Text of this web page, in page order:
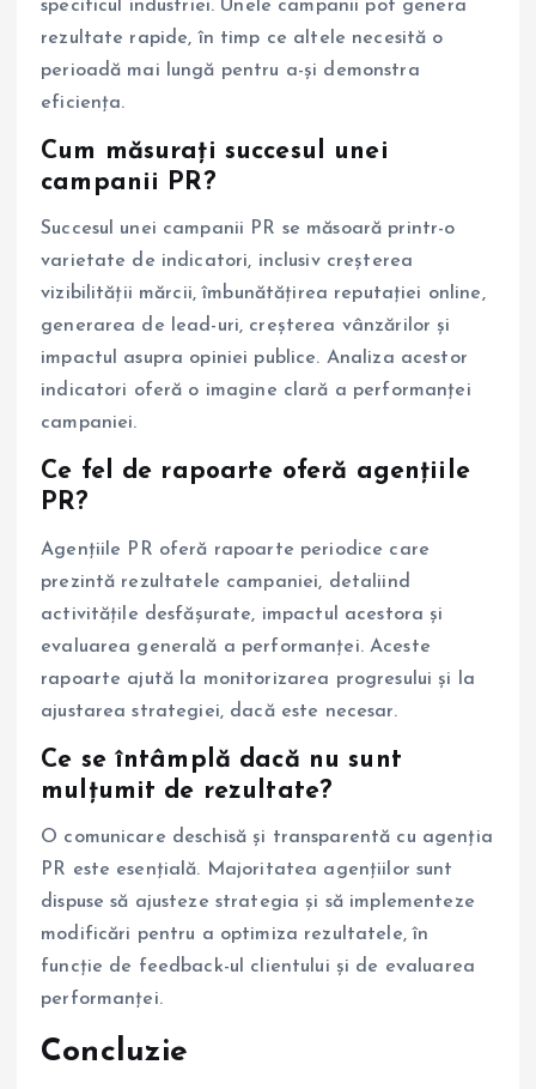
specificul industriei. Unele campanii pot genera
rezultate rapide, în timp ce altele necesită o
perioadă mai lungă pentru a-și demonstra
eficiența.
Cum măsurați succesul unei
campanii PR?
Succesul unei campanii PR se măsoară printr-o
varietate de indicatori, inclusiv creșterea
vizibilității mărcii, îmbunătățirea reputației online,
generarea de lead-uri, creșterea vânzărilor și
impactul asupra opiniei publice. Analiza acestor
indicatori oferă o imagine clară a performanței
campaniei.
Ce fel de rapoarte oferă agențiile
PR?
Agențiile PR oferă rapoarte periodice care
prezintă rezultatele campaniei, detaliind
activitățile desfășurate, impactul acestora și
evaluarea generală a performanței. Aceste
rapoarte ajută la monitorizarea progresului și la
ajustarea strategiei, dacă este necesar.
Ce se întâmplă dacă nu sunt
mulțumit de rezultate?
O comunicare deschisă și transparentă cu agenția
PR este esențială. Majoritatea agențiilor sunt
dispuse să ajusteze strategia și să implementeze
modificări pentru a optimiza rezultatele, în
funcție de feedback-ul clientului și de evaluarea
performanței.
Concluzie